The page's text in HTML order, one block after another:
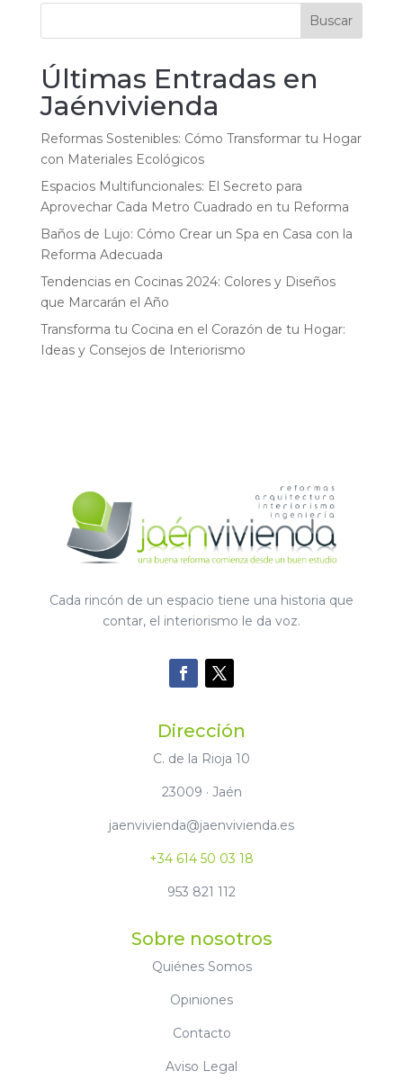
Buscar
Últimas Entradas en
Jaénvivienda
Reformas Sostenibles: Cómo Transformar tu Hogar
con Materiales Ecológicos
Espacios Multifuncionales: El Secreto para
Aprovechar Cada Metro Cuadrado en tu Reforma
Baños de Lujo: Cómo Crear un Spa en Casa con la
Reforma Adecuada
Tendencias en Cocinas 2024: Colores y Diseños
que Marcarán el Año
Transforma tu Cocina en el Corazón de tu Hogar:
Ideas y Consejos de Interiorismo
Cada rincón de un espacio tiene una historia que
contar, el interiorismo le da voz.
Dirección
C. de la Rioja 10
23009 · Jaén
jaenvivienda@jaenvivienda.es
+34 614 50 03 18
953 821 112
Sobre nosotros
Quiénes Somos
Opiniones
Contacto
Aviso Legal